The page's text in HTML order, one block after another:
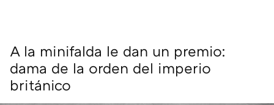
A la minifalda le dan un premio:
dama de la orden del imperio
británico